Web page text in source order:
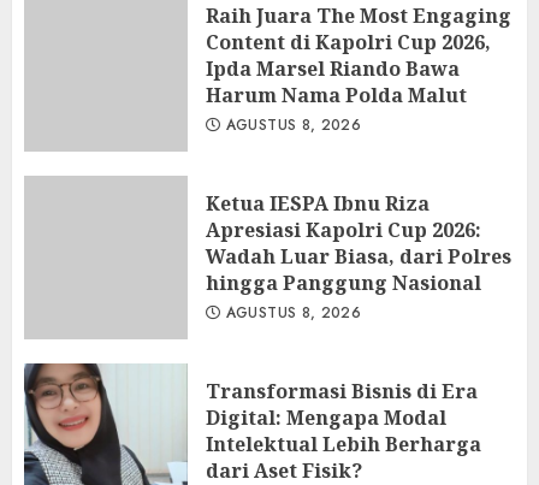
Raih Juara The Most Engaging
Content di Kapolri Cup 2026,
Ipda Marsel Riando Bawa
Harum Nama Polda Malut
AGUSTUS 8, 2026
Ketua IESPA Ibnu Riza
Apresiasi Kapolri Cup 2026:
Wadah Luar Biasa, dari Polres
hingga Panggung Nasional
AGUSTUS 8, 2026
Transformasi Bisnis di Era
Digital: Mengapa Modal
Intelektual Lebih Berharga
dari Aset Fisik?